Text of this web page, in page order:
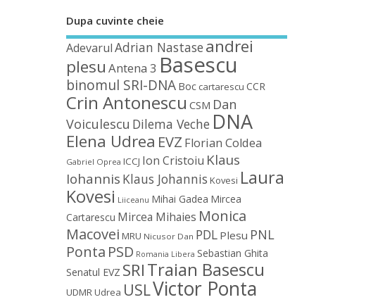
Dupa cuvinte cheie
Adevarul Adrian Nastaseandrei
plesu Antena 3 Basescu
binomul SRI-DNA Boc cartarescu CCR
Crin Antonescu CSM Dan
Voiculescu Dilema Veche DNA
Elena Udrea EVZ Florian Coldea
Gabriel Oprea ICCJ Ion Cristoiu Klaus
Iohannis Klaus Johannis Kovesi Laura
Kovesi Liiceanu Mihai Gadea Mircea
Cartarescu Mircea Mihaies Monica
Macovei MRU Nicusor Dan PDL Plesu PNL
Ponta PSD Romania Libera Sebastian Ghita
Senatul EVZ SRITraian Basescu
UDMRUdrea USLVictor Ponta